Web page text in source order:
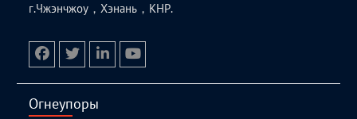
г.Чжэнчжоу，Хэнань，КНР.
Огнеупоры